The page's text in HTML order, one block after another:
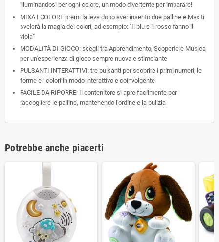
illuminandosi per ogni colore, un modo divertente per imparare!
MIXA I COLORI: premi la leva dopo aver inserito due palline e Max ti
svelerà la magia dei colori, ad esempio: "Il blu e il rosso fanno il
viola"
MODALITÀ DI GIOCO: scegli tra Apprendimento, Scoperte e Musica
per un'esperienza di gioco sempre nuova e stimolante
PULSANTI INTERATTIVI: tre pulsanti per scoprire i primi numeri, le
forme e i colori in modo interattivo e coinvolgente
FACILE DA RIPORRE: Il contenitore si apre facilmente per
raccogliere le palline, mantenendo l'ordine e la pulizia
Potrebbe anche piacerti